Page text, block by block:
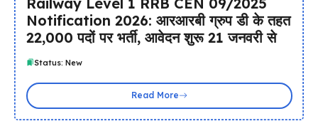
Notification 2026: आरआरबी ग्रुप डी के तहत
22,000 पदों पर भर्ती, आवेदन शुरू 21 जनवरी से
Status: New
Read More